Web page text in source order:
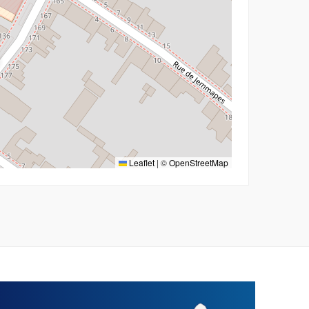
Leaflet | ©OpenStreetMap